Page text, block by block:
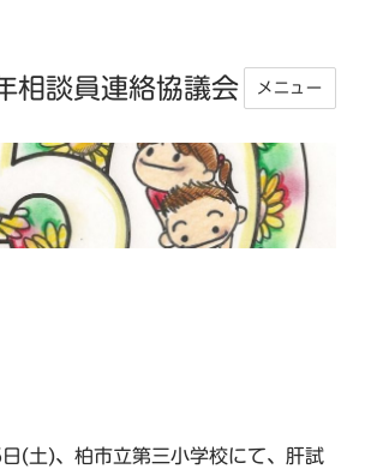
相談員連絡協議会 メニュー
(土)、柏市立第三小学校にて、肝試